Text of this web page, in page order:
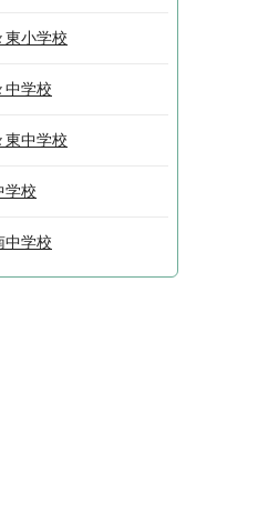
東小学校
中学校
東中学校
学校
中学校